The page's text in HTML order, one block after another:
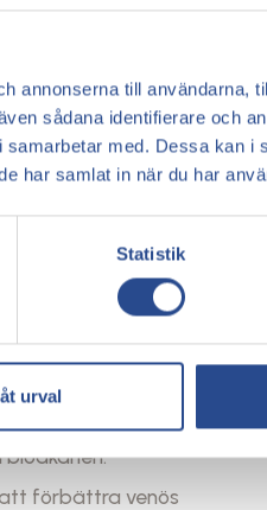
annonserna till användarna,
sådana identifierare och
med. Dessa kan i
har samlat in när du har
Statistik
urval
eventuella
kirurgiska
Strumporna
till att förbättra
genom att underlätta
en
och vaskulär hälsa.
att förbättra venös